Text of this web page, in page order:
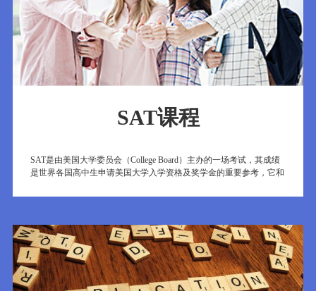
SAT课程
SAT是由美国大学委员会（College Board）主办的一场考试，其成绩
是世界各国高中生申请美国大学入学资格及奖学金的重要参考，它和
但是此考试成绩并非所有的大学都要求提供，有些顶尖大学在入学条
需要仔细查阅该校的入学条件。